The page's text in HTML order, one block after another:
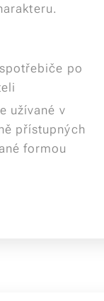
po
užívané v
přístupných
formou